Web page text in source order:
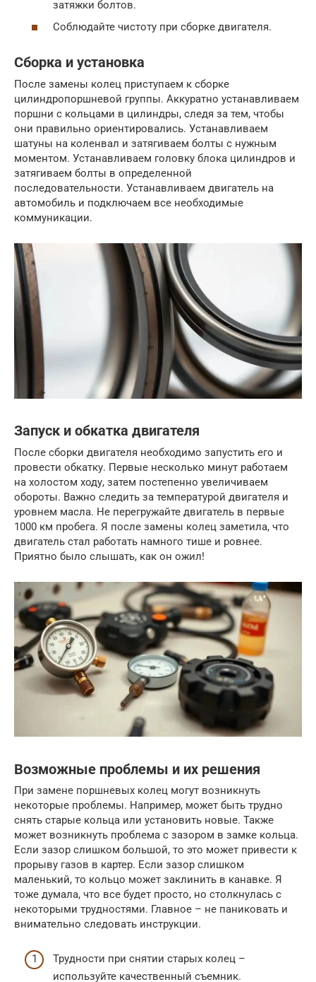
затяжки болтов.
Соблюдайте чистоту при сборке двигателя.
Сборка и установка
После замены колец приступаем к сборке
цилиндропоршневой группы. Аккуратно устанавливаем
поршни с кольцами в цилиндры, следя за тем, чтобы
они правильно ориентировались. Устанавливаем
шатуны на коленвал и затягиваем болты с нужным
моментом. Устанавливаем головку блока цилиндров и
затягиваем болты в определенной
последовательности. Устанавливаем двигатель на
автомобиль и подключаем все необходимые
коммуникации.
Запуск и обкатка двигателя
После сборки двигателя необходимо запустить его и
провести обкатку. Первые несколько минут работаем
на холостом ходу, затем постепенно увеличиваем
обороты. Важно следить за температурой двигателя и
уровнем масла. Не перегружайте двигатель в первые
1000 км пробега. Я после замены колец заметила, что
двигатель стал работать намного тише и ровнее.
Приятно было слышать, как он ожил!
Возможные проблемы и их решения
При замене поршневых колец могут возникнуть
некоторые проблемы. Например, может быть трудно
снять старые кольца или установить новые. Также
может возникнуть проблема с зазором в замке кольца.
Если зазор слишком большой, то это может привести к
прорыву газов в картер. Если зазор слишком
маленький, то кольцо может заклинить в канавке. Я
тоже думала, что все будет просто, но столкнулась с
некоторыми трудностями. Главное – не паниковать и
внимательно следовать инструкции.
Трудности при снятии старых колец –
используйте качественный съемник.